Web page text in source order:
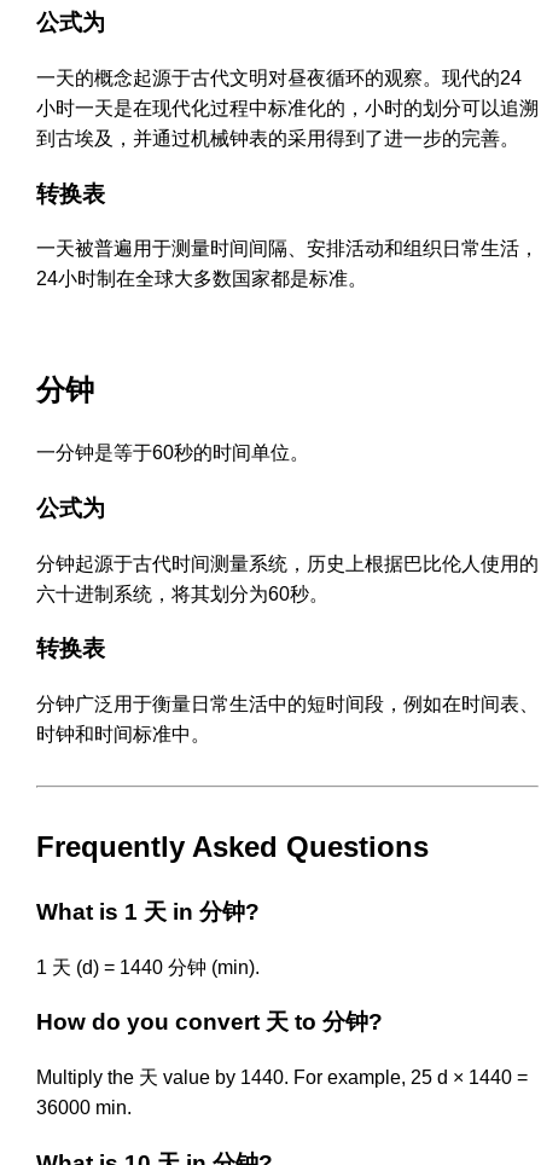
公式为
一天的概念起源于古代文明对昼夜循环的观察。现代的24
小时一天是在现代化过程中标准化的，小时的划分可以追溯
到古埃及，并通过机械钟表的采用得到了进一步的完善。
转换表
一天被普遍用于测量时间间隔、安排活动和组织日常生活，
24小时制在全球大多数国家都是标准。
分钟
一分钟是等于60秒的时间单位。
公式为
分钟起源于古代时间测量系统，历史上根据巴比伦人使用的
六十进制系统，将其划分为60秒。
转换表
分钟广泛用于衡量日常生活中的短时间段，例如在时间表、
时钟和时间标准中。
Frequently Asked Questions
What is 1 天 in 分钟?
1 天 (d) = 1440 分钟 (min).
How do you convert 天 to 分钟?
Multiply the 天 value by 1440. For example, 25 d × 1440 =
36000 min.